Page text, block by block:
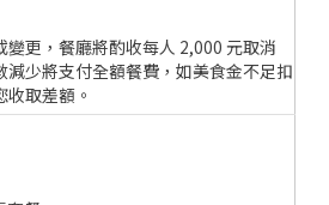
更，餐廳將酌收每人 2,000 元取消
減少將支付全額餐費，如美食金不足扣
取差額。